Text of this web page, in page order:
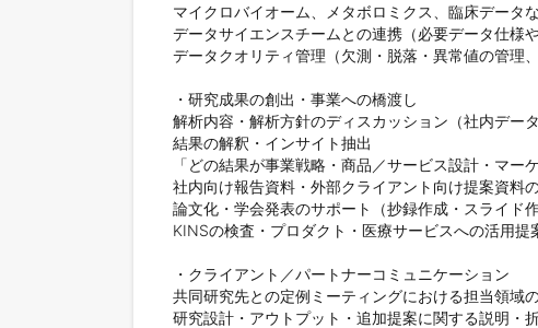
マイクロバイオーム、メタボロミクス、臨床データ
データサイエンスチームとの連携（必要データ仕様
データクオリティ管理（欠測・脱落・異常値の管理
・研究成果の創出・事業への橋渡し
解析内容・解析方針のディスカッション（社内デー
結果の解釈・インサイト抽出
「どの結果が事業戦略・商品／サービス設計・マー
社内向け報告資料・外部クライアント向け提案資料
論文化・学会発表のサポート（抄録作成・スライド
KINSの検査・プロダクト・医療サービスへの活用提
・クライアント／パートナーコミュニケーション
共同研究先との定例ミーティングにおける担当領域
研究設計・アウトプット・追加提案に関する説明・